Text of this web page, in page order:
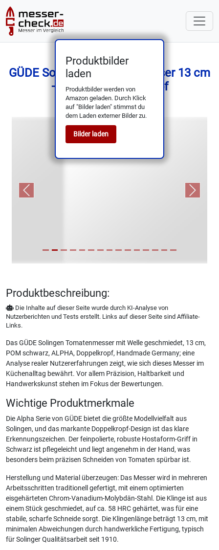
Produktbilder
laden
Produktbilder werden von
Amazon geladen. Durch Klick
auf "Bilder laden" stimmst du
dem Laden externer Bilder zu.
Bilder laden
GÜDE Solingen Tomatenmesser 13 cm
– ALPHA, Doppelkropf
Previous Next
Produktbeschreibung:
Die Inhalte auf dieser Seite wurde durch KI-Analyse von
Nutzerberichten und Tests erstellt. Links auf dieser Seite sind Affiliate-
Links.
Das GÜDE Solingen Tomatenmesser mit Welle geschmiedet, 13 cm,
POM schwarz, ALPHA, Doppelkropf, Handmade Germany; eine
Analyse realer Nutzererfahrungen zeigt, wie sich dieses Messer im
Küchenalltag bewährt. Vor allem Präzision, Haltbarkeit und
Handwerkskunst stehen im Fokus der Bewertungen.
Wichtige Produktmerkmale
Die Alpha Serie von GÜDE bietet die größte Modellvielfalt aus
Solingen, und das markante Doppelkropf-Design ist das klare
Erkennungszeichen. Der feinpolierte, robuste Hostaform-Griff in
Schwarz ist pflegeleicht und liegt angenehm in der Hand, was
besonders beim präzisen Schneiden von Tomaten spürbar ist.
Herstellung und Material überzeugen: Das Messer wird in mehreren
Arbeitsschritten traditionell gefertigt, mit einem optimierten
eisgehärteten Chrom-Vanadium-Molybdän-Stahl. Die Klinge ist aus
einem Stück geschmiedet, auf ca. 58 HRC gehärtet, was für eine
stabile, scharfe Schneide sorgt. Die Klingenlänge beträgt 13 cm, mit
minimalen Abweichungen durch handwerkliche Fertigung, typisch
für Solinger Qualitätsarbeit seit 1910.